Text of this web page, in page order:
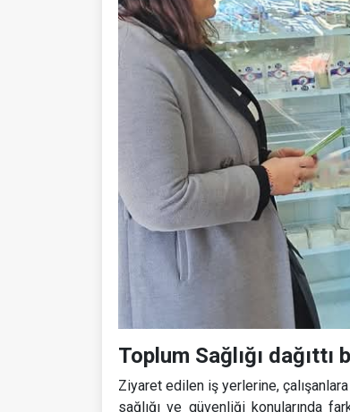
Toplum Sağlığı
Ziyaret edilen iş yerlerine,
sağlığı ve güvenliği konularında